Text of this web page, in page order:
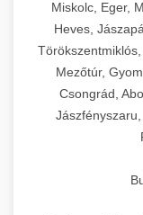
Miskolc, Eger,
Heves,
Mezőtúr,
Csongrád,